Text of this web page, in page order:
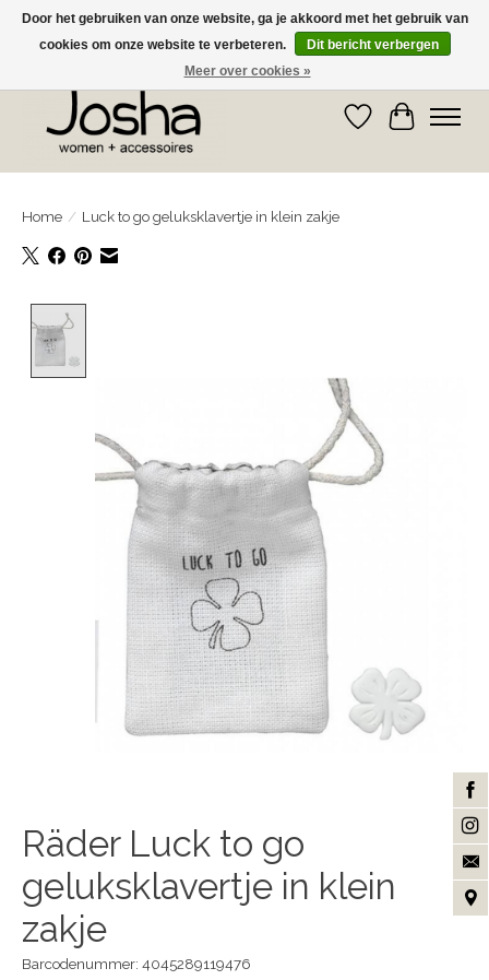
GRATIS OPHALEN IN DE WINKEL EN GRATIS VERZENDING VANAF € 75,00
Verlanglijst
Home / Luck to go geluksklavertje in klein zakje
Räder Luck to go
geluksklavertje in klein
zakje
Barcodenummer: 4045289119476
Door het gebruiken van onze website, ga je akkoord met het gebruik van
cookies om onze website te verbeteren.
Dit bericht verbergen
Meer over cookies »